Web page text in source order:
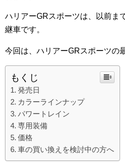
ハリアーGRスポーツは、以前ま
継車です。
今回は、ハリアーGRスポーツの
もくじ
発売日
カラーラインナップ
パワートレイン
専用装備
価格
車の買い換えを検討中の方へ